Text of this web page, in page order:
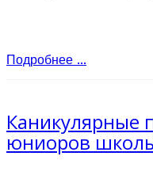
Подробнее ...
Каникулярные
юниоров